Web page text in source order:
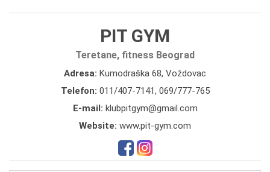
PIT GYM
Teretane, fitness Beograd
Adresa: Kumodraška 68, Voždovac
Telefon: 011/407-7141, 069/777-765
E-mail: klubpitgym@gmail.com
Website: www.pit-gym.com